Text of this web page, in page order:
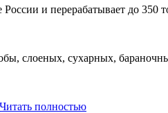
и перерабатывает до 350
слоеных, сухарных,
Читать полностью